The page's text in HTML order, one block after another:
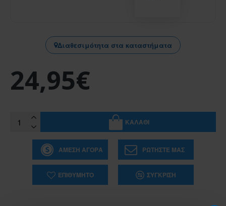
Διαθεσιμότητα στα καταστήματα
24,95€
ΚΑΛΆΘΙ
ΆΜΕΣΗ ΑΓΟΡΆ ΡΩΤΉΣΤΕ ΜΑΣ
ΕΠΙΘΥΜΗΤΌ ΣΎΓΚΡΙΣΗ